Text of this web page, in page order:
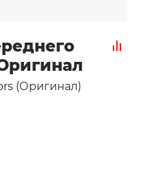
(Оригинал)